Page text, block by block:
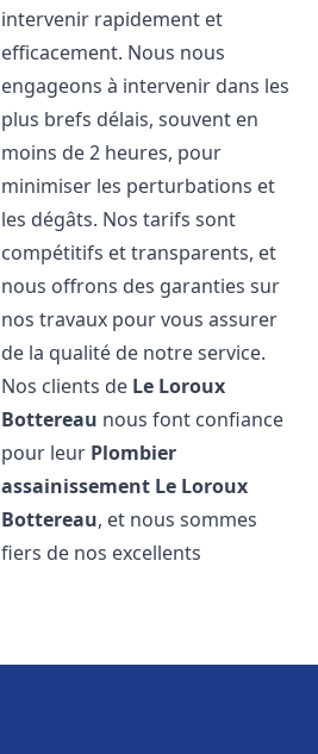
intervenir rapidement et
efficacement. Nous nous
engageons à intervenir dans les
plus brefs délais, souvent en
moins de 2 heures, pour
minimiser les perturbations et
les dégâts. Nos tarifs sont
compétitifs et transparents, et
nous offrons des garanties sur
nos travaux pour vous assurer
de la qualité de notre service.
Nos clients de Le Loroux
Bottereau nous font confiance
pour leur Plombier
assainissement Le Loroux
Bottereau, et nous sommes
fiers de nos excellents